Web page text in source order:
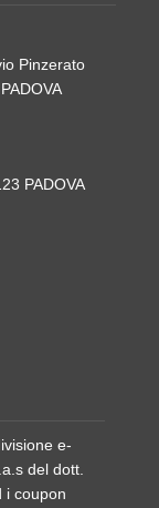
Pinzerato
PADOVA
e-
del dott.
i coupon